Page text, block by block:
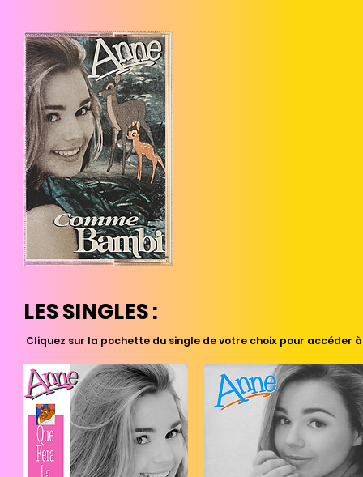
LES SINGLES :
Cliquez sur la pochette du single de votre choix pour accéder